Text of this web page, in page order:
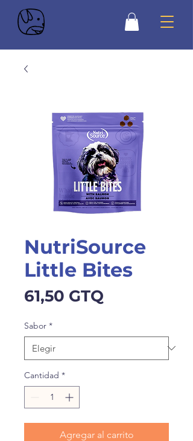
NutriSource
Little Bites
61,50 GTQ
Sabor *
Cantidad *
Agregar al carrito